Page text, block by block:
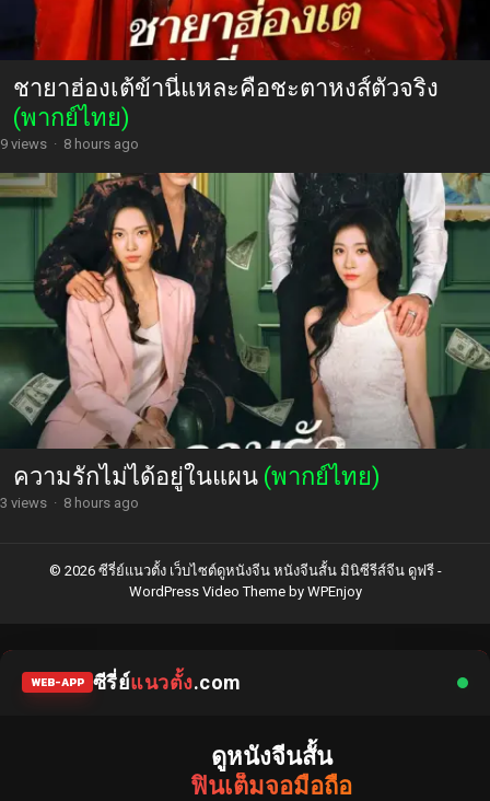
ชายาฮ่องเต้ข้านี่แหละคือชะตาหงส์ตัวจริง
(พากย์ไทย)
9 views · 8 hours ago
ความรักไม่ได้อยู่ในแผน (พากย์ไทย)
3 views · 8 hours ago
© 2026 ซีรี่ย์แนวตั้ง เว็บไซต์ดูหนังจีน หนังจีนสั้น มินิซีรีส์จีน ดูฟรี -
WordPress Video Themeby WPEnjoy
WEB-APP ซีรี่ย์แนวตั้ง.com
ดูหนังจีนสั้น
ฟินเต็มจอมือถือ